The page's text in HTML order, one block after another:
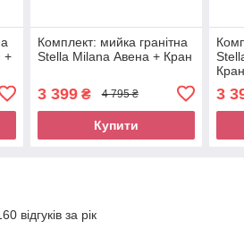
+
Комплект: мийка гранітна
Stella Milana Авена + Кран
3 399₴ 4 795 ₴
Купити
3
відгуків за рік